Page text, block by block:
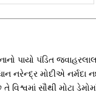
પાયો પંડિત
નરેન્દ્ર મોદીએ
તે વિશ્વમાં સૌથી મોટા